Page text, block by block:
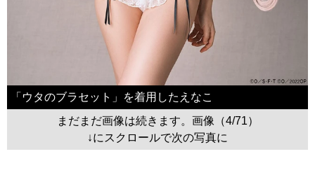
「ウタのブラセット」を着用したえなこ
まだまだ画像は続きます。画像（4/71）
↓にスクロールで次の写真に